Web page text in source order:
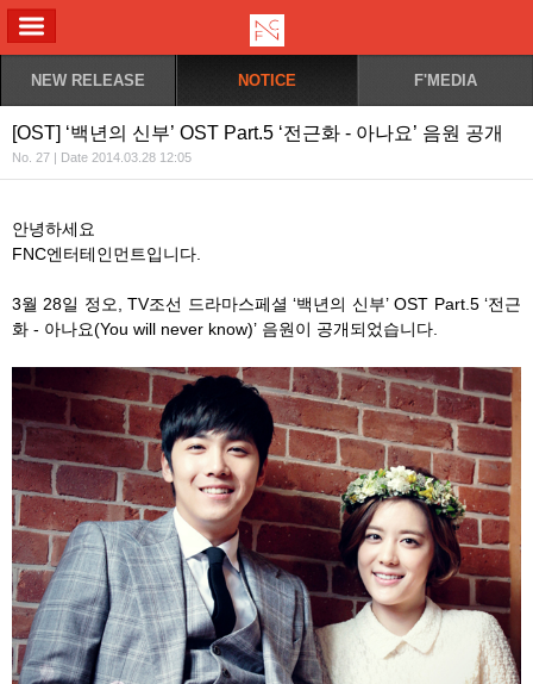
NEW RELEASE NOTICE F'MEDIA
[OST] ‘백년의 신부’ OST Part.5 ‘전근화 - 아나요’ 음원 공개
No. 27 | Date 2014.03.28 12:05
안녕하세요
FNC엔터테인먼트입니다.
3월 28일 정오, TV조선 드라마스페셜 ‘백년의 신부’ OST Part.5 ‘전근
화 - 아나요(You will never know)’ 음원이 공개되었습니다.